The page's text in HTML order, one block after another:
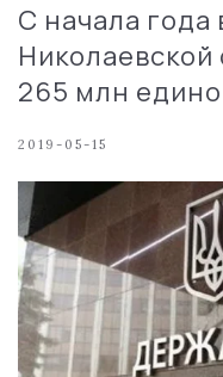
С начала
Николаевской
265 млн
2019-05-15